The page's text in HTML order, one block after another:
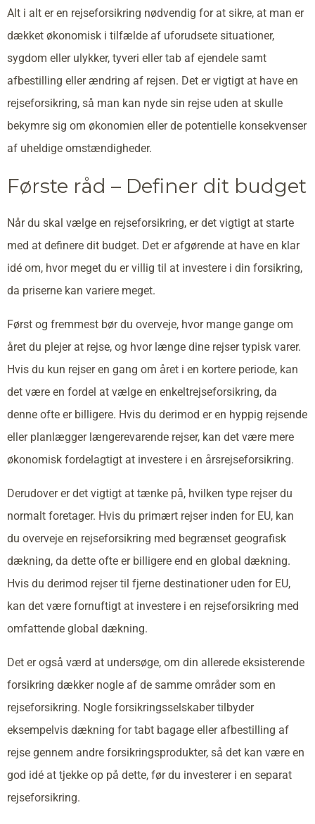
Alt i alt er en rejseforsikring nødvendig for at sikre, at man er
dækket økonomisk i tilfælde af uforudsete situationer,
sygdom eller ulykker, tyveri eller tab af ejendele samt
afbestilling eller ændring af rejsen. Det er vigtigt at have en
rejseforsikring, så man kan nyde sin rejse uden at skulle
bekymre sig om økonomien eller de potentielle konsekvenser
af uheldige omstændigheder.
Første råd – Definer dit budget
Når du skal vælge en rejseforsikring, er det vigtigt at starte
med at definere dit budget. Det er afgørende at have en klar
idé om, hvor meget du er villig til at investere i din forsikring,
da priserne kan variere meget.
Først og fremmest bør du overveje, hvor mange gange om
året du plejer at rejse, og hvor længe dine rejser typisk varer.
Hvis du kun rejser en gang om året i en kortere periode, kan
det være en fordel at vælge en enkeltrejseforsikring, da
denne ofte er billigere. Hvis du derimod er en hyppig rejsende
eller planlægger længerevarende rejser, kan det være mere
økonomisk fordelagtigt at investere i en årsrejseforsikring.
Derudover er det vigtigt at tænke på, hvilken type rejser du
normalt foretager. Hvis du primært rejser inden for EU, kan
du overveje en rejseforsikring med begrænset geografisk
dækning, da dette ofte er billigere end en global dækning.
Hvis du derimod rejser til fjerne destinationer uden for EU,
kan det være fornuftigt at investere i en rejseforsikring med
omfattende global dækning.
Det er også værd at undersøge, om din allerede eksisterende
forsikring dækker nogle af de samme områder som en
rejseforsikring. Nogle forsikringsselskaber tilbyder
eksempelvis dækning for tabt bagage eller afbestilling af
rejse gennem andre forsikringsprodukter, så det kan være en
god idé at tjekke op på dette, før du investerer i en separat
rejseforsikring.